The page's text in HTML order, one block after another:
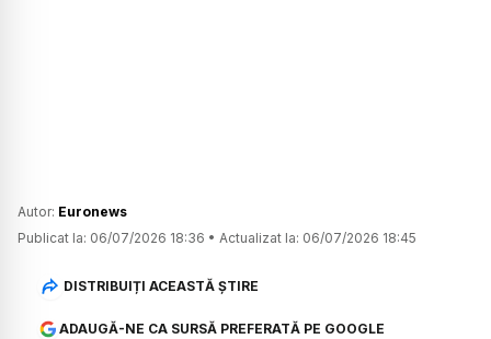
Autor: Euronews
Publicat la: 06/07/2026 18:36 • Actualizat la: 06/07/2026 18:45
DISTRIBUIȚI ACEASTĂ ȘTIRE
ADAUGĂ-NE CA SURSĂ PREFERATĂ PE GOOGLE